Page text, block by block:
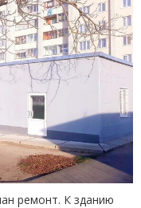
ремонт. К зданию